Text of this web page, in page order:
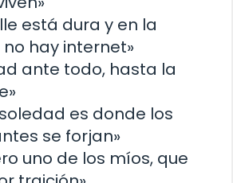
está dura y en la
hay internet»
ante todo, hasta la
es donde los
se forjan»
uno de los míos, que